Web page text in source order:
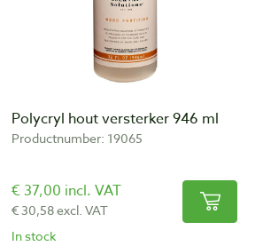
Polycryl hout versterker 946 ml
Productnumber: 19065
€ 37,00 incl. VAT
€ 30,58 excl. VAT
In stock